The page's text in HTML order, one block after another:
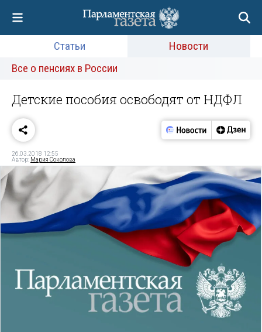
Статьи
Новости
Все о пенсиях в России
Детские пособия освободят от НДФЛ
26.03.2018 12:55
Автор: Мария Соколова